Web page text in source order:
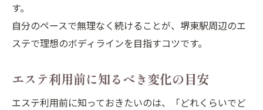
す。
自分のペースで無理なく続けることが、堺東駅周辺のエ
ステで理想のボディラインを目指すコツです。
エステ利用前に知るべき変化の目安
エステ利用前に知っておきたいのは、「どれくらいでど